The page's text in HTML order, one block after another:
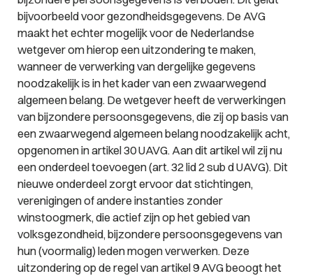
bijvoorbeeld voor gezondheidsgegevens. De AVG
maakt het echter mogelijk voor de Nederlandse
wetgever om hierop een uitzondering te maken,
wanneer de verwerking van dergelijke gegevens
noodzakelijk is in het kader van een zwaarwegend
algemeen belang. De wetgever heeft de verwerkingen
van bijzondere persoonsgegevens, die zij op basis van
een zwaarwegend algemeen belang noodzakelijk acht,
opgenomen in artikel 30 UAVG. Aan dit artikel wil zij nu
een onderdeel toevoegen (art. 32 lid 2 sub d UAVG). Dit
nieuwe onderdeel zorgt ervoor dat stichtingen,
verenigingen of andere instanties zonder
winstoogmerk, die actief zijn op het gebied van
volksgezondheid, bijzondere persoonsgegevens van
hun (voormalig) leden mogen verwerken. Deze
uitzondering op de regel van artikel 9 AVG beoogt het